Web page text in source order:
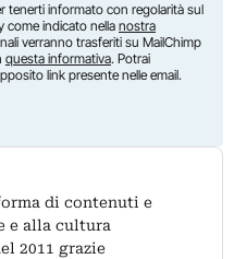
tenerti informato con regolarità sul
come indicato nella nostra
verranno trasferiti su MailChimp
questa informativa. Potrai
link presente nelle email.
di contenuti e
e alla cultura
2011 grazie